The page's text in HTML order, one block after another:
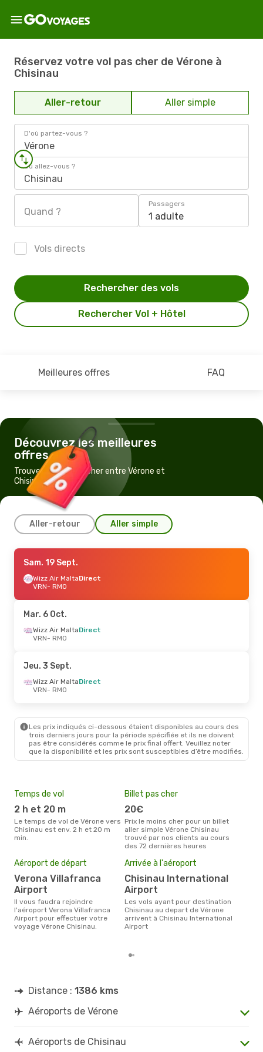
Réservez votre vol pas cher de Vérone à
Chisinau
Aller-retour Aller simple
D'où partez-vous ?
Vérone
Où allez-vous ?
Chisinau
Quand ?
Passagers
1 adulte
Vols directs
Rechercher Vol + Hôtel
Rechercher des vols
Meilleures offres FAQ
Découvrez les meilleures
offres
Trouvez un vol pas cher entre Vérone et
Chisinau
Aller-retour Aller simple
Sam. 19 Sept.
Wizz Air MaltaDirect
VRN- RMO
RMO- VRN
Jeu. 10 Sept.- Lun. 14 Sept.
Fly OneDirect
RMO - VRN
Sam. 19 Sept.
Wizz Air MaltaDirect
VRN- RMO
Mar. 6 Oct.
Wizz Air MaltaDirect
VRN- RMO
Jeu. 3 Sept.
Wizz Air MaltaDirect
VRN- RMO
Les prix indiqués ci-dessous étaient disponibles au cours des
trois derniers jours pour la période spécifiée et ils ne doivent
pas être considérés comme le prix final offert. Veuillez noter
que la disponibilité et les prix sont susceptibles d’être modifiés.
Temps de vol
2 h et 20 m
Le temps de vol de Vérone vers
Chisinau est env. 2 h et 20 m
min.
Billet pas cher
20€
Prix le moins cher pour un billet
aller simple Vérone Chisinau
trouvé par nos clients au cours
des 72 dernières heures
Aéroport de départ
Verona Villafranca
Airport
Il vous faudra rejoindre
l'aéroport Verona Villafranca
Airport pour effectuer votre
voyage Vérone Chisinau.
Arrivée à l'aéroport
Chisinau International
Airport
Les vols ayant pour destination
Chisinau au depart de Vérone
arrivent à Chisinau International
Airport
Distance : 1386 kms
Aéroports de Vérone
Aéroports de Chisinau